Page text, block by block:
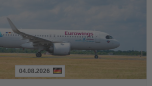
04.08.2026